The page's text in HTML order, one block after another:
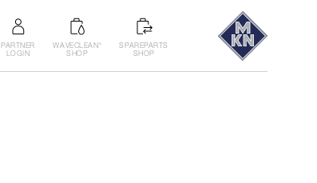
PARTNER
LOGIN
WAVECLEAN
SHOP
SPAREPARTS
SHOP